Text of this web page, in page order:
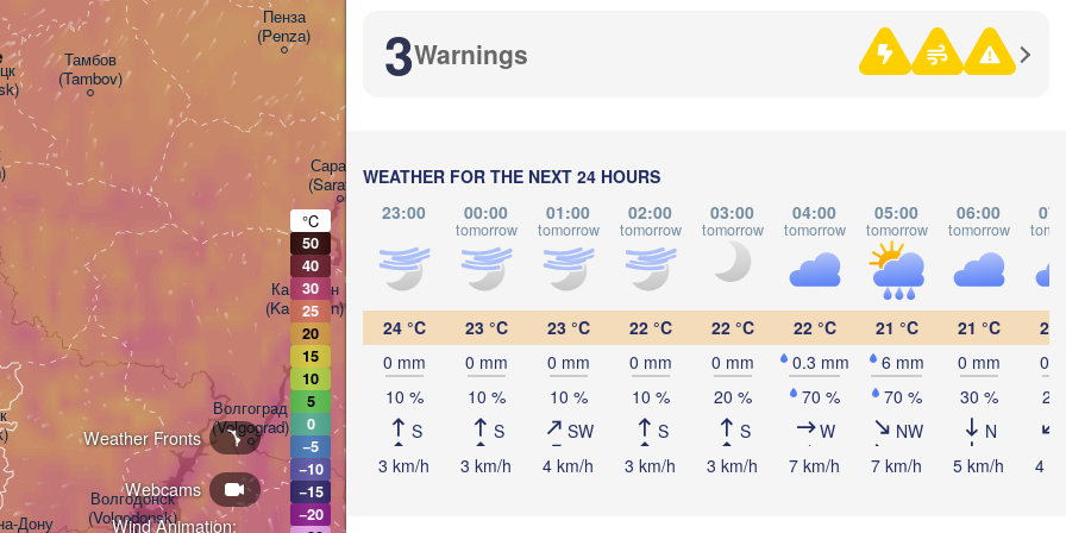
3Warnings
WEATHER FOR THE NEXT 24 HOURS
23:00
00:00
tomorrow
01:00
tomorrow
02:00
tomorrow
03:00
tomorrow
04:00
tomorrow
05:00
tomorrow
06:00
tomorrow
24 °C
0 mm
10 %
S
3 km/h
23 °C
0 mm
10 %
S
3 km/h
23 °C
0 mm
10 %
SW
4 km/h
22 °C
0 mm
10 %
S
3 km/h
22 °C
0 mm
20 %
S
3 km/h
22 °C
0.3 mm
70 %
W
7 km/h
21 °C
6 mm
70 %
NW
7 km/h
21 °C
0 mm
30 %
N
5 km/h
22
0
20
4
Wind Animation:
Webcams
Weather Fronts
Тамбов
(Tambov)
Дону
Волгоград
(Volgograd)
Волгодонск
(Volgodonsk)
Саратов
(Saratov)
Пенза
(Penza)
Камышин
(Kamyshin)
(Oral)
Ақтөбе
(Aktobe)
(Orsk)
°C
50
40
30
25
20
15
10
5
0
−5
−10
−15
−20